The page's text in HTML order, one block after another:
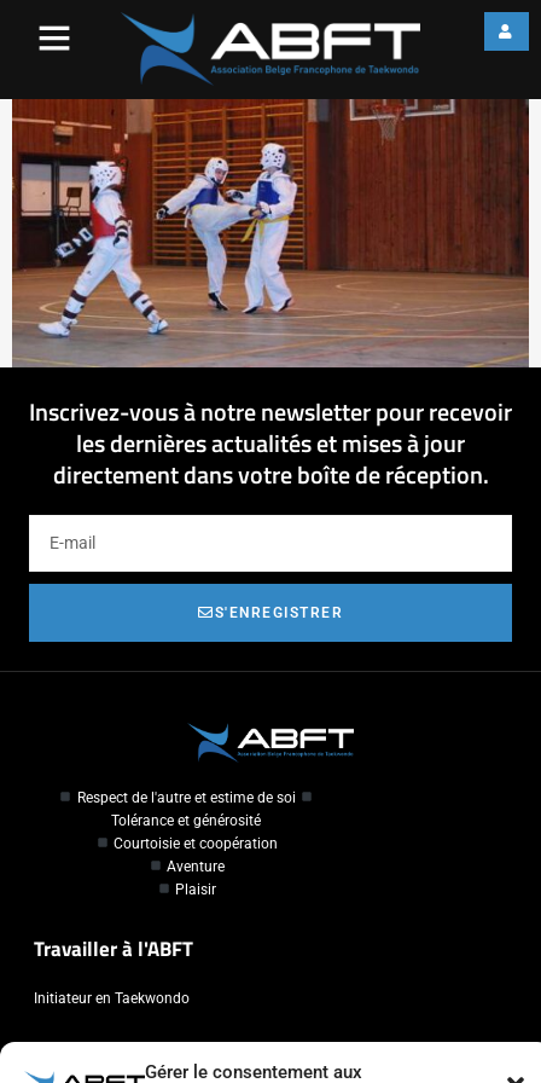
Gérer le consentement aux
Inscrivez-vous à notre newsletter pour recevoir
les dernières actualités et mises à jour
directement dans votre boîte de réception.
S'ENREGISTRER
Respect de l'autre et estime de soi
Tolérance et générosité
Courtoisie et coopération
Aventure
Plaisir
Travailler à l'ABFT
Initiateur en Taekwondo